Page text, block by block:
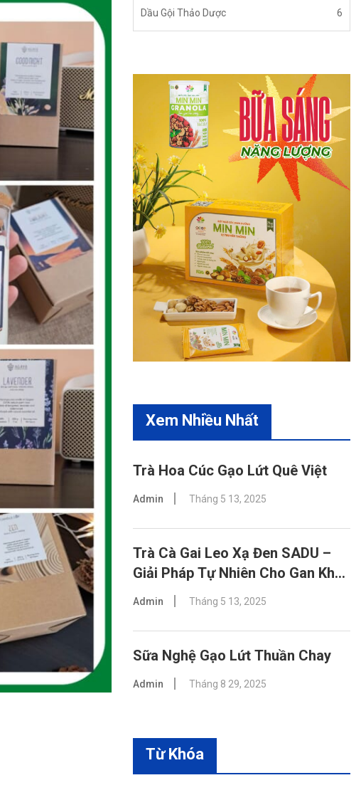
Dầu Gội Thảo Dược 6
Xem Nhiều Nhất
Trà Hoa Cúc Gạo Lứt Quê Việt
Admin Tháng 5 13, 2025
Trà Cà Gai Leo Xạ Đen SADU –
Giải Pháp Tự Nhiên Cho Gan Khỏe
Mạnh
Admin Tháng 5 13, 2025
Sữa Nghệ Gạo Lứt Thuần Chay
Admin Tháng 8 29, 2025
Từ Khóa